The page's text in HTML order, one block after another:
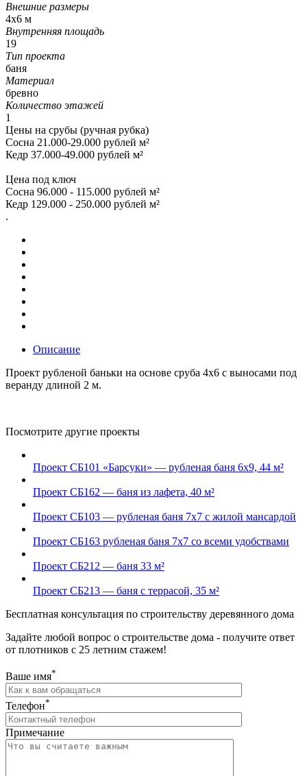
Внешние размеры
4х6 м
Внутренняя площадь
19
Тип проекта
баня
Материал
бревно
Количество этажей
1
Цены на срубы (ручная рубка)
Сосна 21.000-29.000 рублей м²
Кедр 37.000-49.000 рублей м²
Цена под ключ
Сосна 96.000 - 115.000 рублей м²
Кедр 129.000 - 250.000 рублей м²
.
Описание
Проект рубленой баньки на основе сруба 4х6 с выносами под
веранду длиной 2 м.
Посмотрите другие проекты
Проект СБ101 «Барсуки» — рубленая баня 6х9, 44 м²
Проект СБ162 — баня из лафета, 40 м²
Проект СБ103 — рубленая баня 7х7 с жилой мансардой
Проект СБ163 рубленая баня 7х7 со всеми удобствами
Проект СБ212 — баня 33 м²
Проект СБ213 — баня с террасой, 35 м²
Бесплатная консультация по строительству деревянного дома
Задайте любой вопрос о строительстве дома - получите ответ
от плотников с 25 летним стажем!
Ваше имя*
Телефон*
Примечание